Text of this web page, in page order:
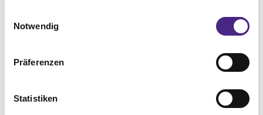
Cookies, wenn Sie unsere Webseite weiterhin nutzen.
Notwendig
Präferenzen
Statistiken